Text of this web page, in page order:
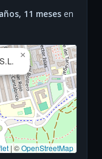
11 meses en
×
|©OpenStreetMap